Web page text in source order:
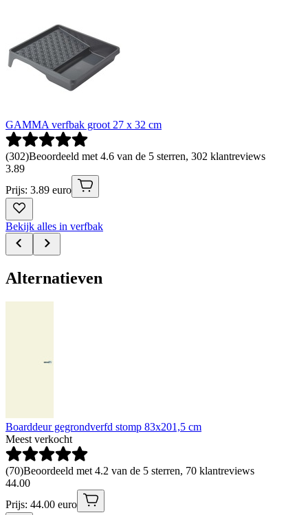
GAMMA verfbak groot 27 x 32 cm
(302)Beoordeeld met 4.6 van de 5 sterren, 302 klantreviews
3.89
Prijs: 3.89 euro
Bekijk alles in verfbak
Alternatieven
Boarddeur gegrondverfd stomp 83x201,5 cm
Meest verkocht
(70)Beoordeeld met 4.2 van de 5 sterren, 70 klantreviews
44.00
Prijs: 44.00 euro